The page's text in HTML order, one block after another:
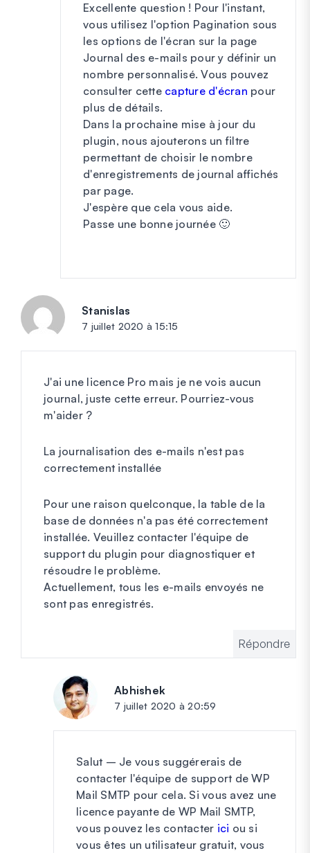
Excellente question ! Pour l'instant,
vous utilisez l'option Pagination sous
les options de l'écran sur la page
Journal des e-mails pour y définir un
nombre personnalisé. Vous pouvez
consulter cette capture d'écran pour
plus de détails.
Dans la prochaine mise à jour du
plugin, nous ajouterons un filtre
permettant de choisir le nombre
d'enregistrements de journal affichés
par page.
J'espère que cela vous aide.
Passe une bonne journée 🙂
Stanislas
7 juillet 2020 à 15:15
J'ai une licence Pro mais je ne vois aucun
journal, juste cette erreur. Pourriez-vous
m'aider ?
La journalisation des e-mails n'est pas
correctement installée
Pour une raison quelconque, la table de la
base de données n'a pas été correctement
installée. Veuillez contacter l'équipe de
support du plugin pour diagnostiquer et
résoudre le problème.
Actuellement, tous les e-mails envoyés ne
sont pas enregistrés.
Répondre
Abhishek
7 juillet 2020 à 20:59
Salut – Je vous suggérerais de
contacter l'équipe de support de WP
Mail SMTP pour cela. Si vous avez une
licence payante de WP Mail SMTP,
vous pouvez les contacter ici ou si
vous êtes un utilisateur gratuit, vous